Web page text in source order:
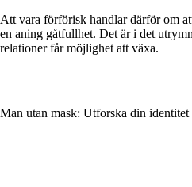
Att vara förförisk handlar därför om
en aning gåtfullhet. Det är i det
relationer får möjlighet att växa.
Man utan mask: Utforska din